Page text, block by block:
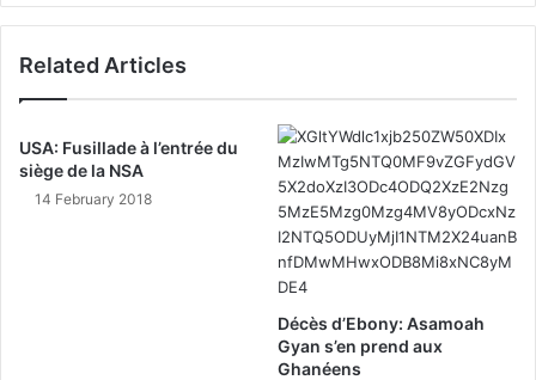
Related Articles
USA: Fusillade à l’entrée du
siège de la NSA
14 February 2018
Décès d’Ebony: Asamoah
Gyan s’en prend aux
Ghanéens